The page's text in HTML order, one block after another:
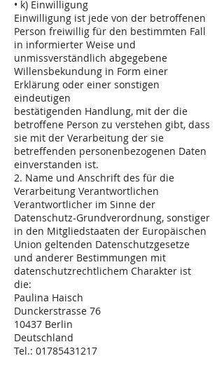
• k) Einwilligung
Einwilligung ist jede von der betroffenen
Person freiwillig für den bestimmten Fall
in informierter Weise und
unmissverständlich abgegebene
Willensbekundung in Form einer
Erklärung oder einer sonstigen
eindeutigen
bestätigenden Handlung, mit der die
betroffene Person zu verstehen gibt, dass
sie mit der Verarbeitung der sie
betreffenden personenbezogenen Daten
einverstanden ist.
2. Name und Anschrift des für die
Verarbeitung Verantwortlichen
Verantwortlicher im Sinne der
Datenschutz-Grundverordnung, sonstiger
in den Mitgliedstaaten der Europäischen
Union geltenden Datenschutzgesetze
und anderer Bestimmungen mit
datenschutzrechtlichem Charakter ist
die:
Paulina Haisch
Dunckerstrasse 76
10437 Berlin
Deutschland
Tel.: 01785431217